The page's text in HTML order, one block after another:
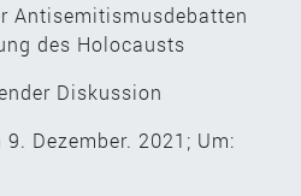
Antisemitismusdebatten
des Holocausts
Diskussion
Dezember. 2021; Um: